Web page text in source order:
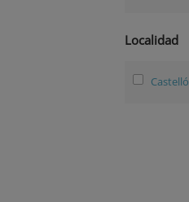
Localidad
Castelló